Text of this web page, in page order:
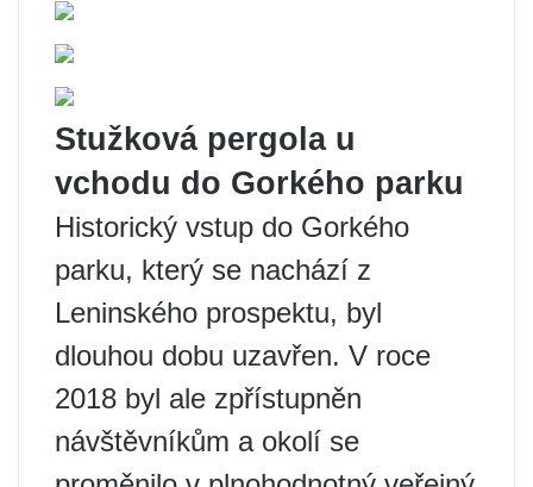
Stužková pergola u
vchodu do Gorkého parku
Historický vstup do Gorkého
parku, který se nachází z
Leninského prospektu, byl
dlouhou dobu uzavřen. V roce
2018 byl ale zpřístupněn
návštěvníkům a okolí se